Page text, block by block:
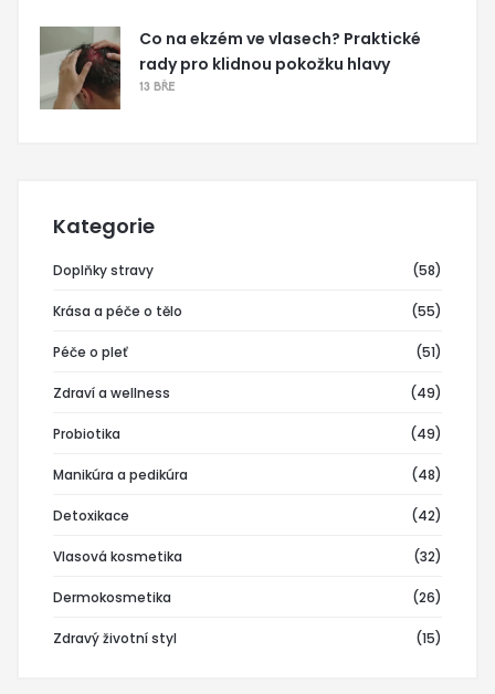
Co na ekzém ve vlasech? Praktické
rady pro klidnou pokožku hlavy
13 BŘE
Kategorie
Doplňky stravy (58)
Krása a péče o tělo (55)
Péče o pleť (51)
Zdraví a wellness (49)
Probiotika (49)
Manikúra a pedikúra (48)
Detoxikace (42)
Vlasová kosmetika (32)
Dermokosmetika (26)
Zdravý životní styl (15)